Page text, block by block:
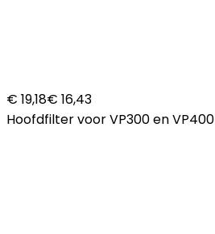
€ 19,18€ 16,43
Hoofdfilter voor VP300 en VP400